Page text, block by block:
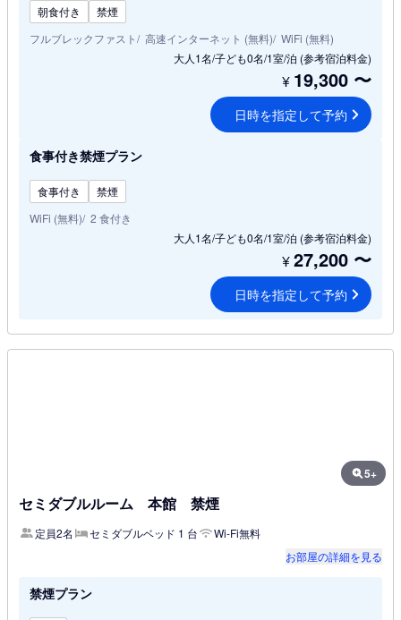
朝食付き
禁煙
フルブレックファスト
高速インターネット (無料) WiFi (無料)
大人1名/子ども0名/1室/泊 (参考宿泊料金)
¥ 19,300 〜
日時を指定して予約
食事付き禁煙プラン
食事付き
禁煙
WiFi (無料) 2 食付き
大人1名/子ども0名/1室/泊 (参考宿泊料金)
¥27,200 〜
日時を指定して予約
5+
セミダブルルーム 本館 禁煙
定員2名 セミダブルベッド 1 台
Wi-Fi無料
お部屋の詳細を見る
禁煙プラン